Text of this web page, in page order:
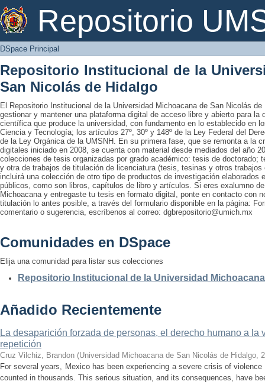
Repositorio
DSpace Principal
DSpace Principal
Repositorio Institucional de la
San Nicolás de Hidalgo
El Repositorio Institucional de la Universidad Michoacana de San Nicolás
gestionar y mantener una plataforma digital de acceso libre y abierto para la
científica que produce la universidad, con fundamento en lo establecido en
Ciencia y Tecnología; los artículos 27º, 30º y 148º de la Ley Federal del
de la Ley Orgánica de la UMSNH. En su primera fase, que se remonta a la
digitales iniciado en 2008, se cuenta con material desde mediados del año
colecciones de tesis organizadas por grado académico: tesis de doctorado;
y otra de trabajos de titulación de licenciatura (tesis, tesinas y otros
incluirá una colección de otro tipo de productos de investigación elaborados
públicos, como son libros, capítulos de libro y artículos. Si eres exalumno
Michoacana y entregaste tu tesis en formato digital, ponte en contacto con
titulación lo antes posible, a través del formulario disponible en la página:
comentario o sugerencia, escríbenos al correo: dgbrepositorio@umich.mx
Comunidades en DSpace
Elija una comunidad para listar sus colecciones
Repositorio Institucional de la Universidad
Añadido Recientemente
La desaparición forzada de personas, el derecho humano a la
repetición
Cruz Vilchiz, Brandon (Universidad Michoacana de San Nicolás de Hidalgo,
For several years, Mexico has been experiencing a severe crisis of
counted in thousands. This serious situation, and its consequences, have